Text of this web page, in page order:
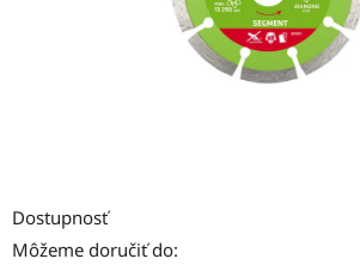
Dostupnosť
Môžeme doručiť do: